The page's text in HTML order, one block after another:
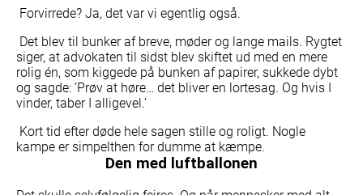
Forvirrede? Ja, det var vi egentlig også.
Det blev til bunker af breve, møder og lange mails. Rygtet
siger, at advokaten til sidst blev skiftet ud med en mere
rolig én, som kiggede på bunken af papirer, sukkede dybt
og sagde: ’Prøv at høre… det bliver en lortesag. Og hvis I
vinder, taber I alligevel.’
Kort tid efter døde hele sagen stille og roligt. Nogle
kampe er simpelthen for dumme at kæmpe.
Den med luftballonen